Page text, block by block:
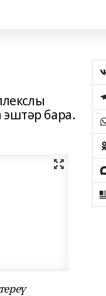
эштәр бара.